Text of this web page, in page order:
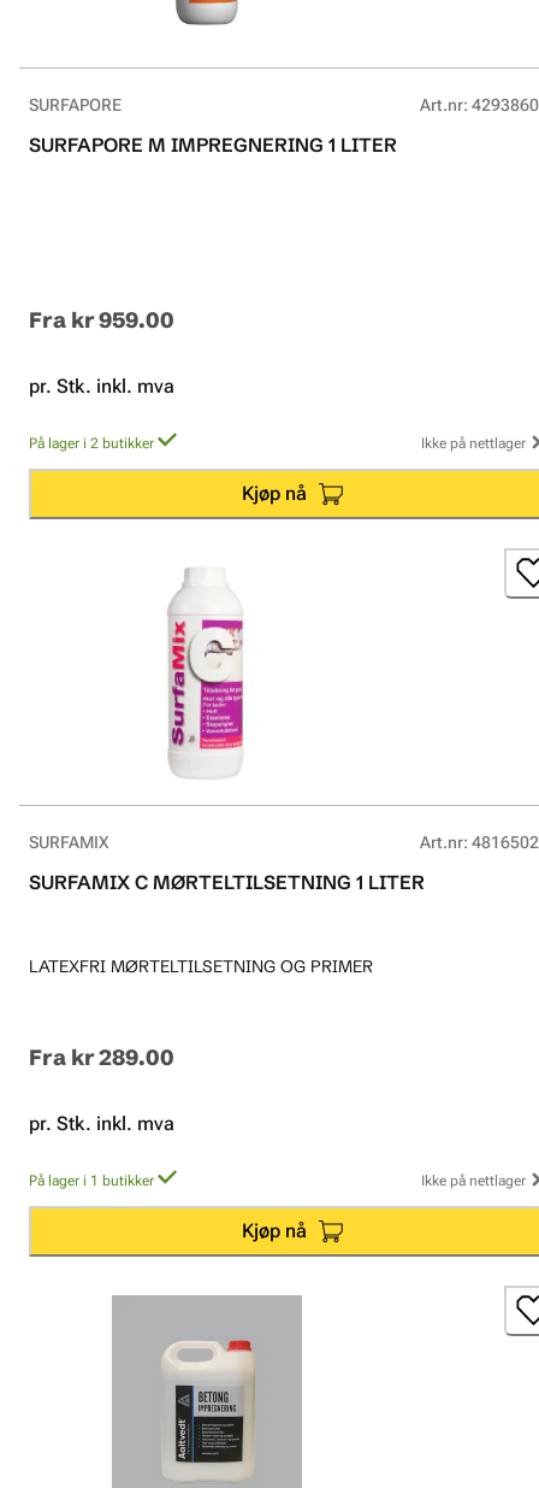
SURFAPORE Art.nr:
SURFAPORE M IMPREGNERING 1 LITER
Fra kr 959.00
pr. Stk. inkl. mva
På lager i 2 butikker Ikke på nettlager
Kjøp nå
SURFAMIX Art.nr:
SURFAMIX C MØRTELTILSETNING 1 LITER
LATEXFRI MØRTELTILSETNING OG PRIMER
Fra kr 289.00
pr. Stk. inkl. mva
På lager i 1 butikker Ikke på nettlager
Kjøp nå